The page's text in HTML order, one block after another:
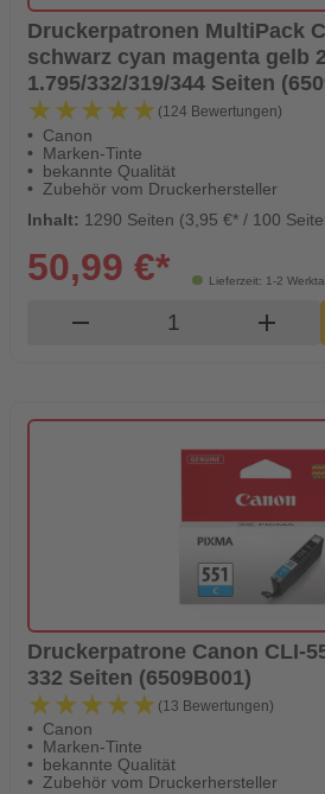
Druckerpatronen MultiPack
schwarz cyan magenta gelb
1.795/332/319/344 Seiten
★★★★★
★★★★★ (124 Bewertungen)
Canon
Marken-Tinte
bekannte Qualität
Zubehör vom Druckerhersteller
Inhalt: 1290 Seiten (3,95 €* / 100
Lieferzeit: 1-2
50,99 €*
remove Produkt add
Druckerpatrone Canon CLI-
332 Seiten (6509B001)
★★★★★
★★★★★ (13 Bewertungen)
Canon
Marken-Tinte
bekannte Qualität
Zubehör vom Druckerhersteller